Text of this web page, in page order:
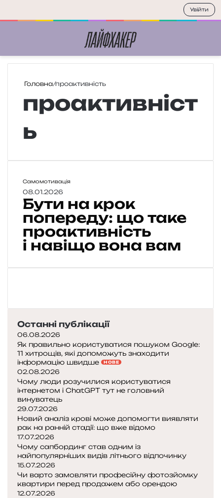
Головна/проактивність
проактивніст
ь
Б
у
т
н
а
к
р
е
д
у
:
щ
о
т
а
к
е
п
р
о
а
к
т
Самомотивація
08.01.2026
Бути на крок
попереду: що таке
проактивність
і навіщо вона вам
Останні публікації
06.08.2026
Як правильно користуватися пошуком Google:
11 хитрощів, які допоможуть знаходити
інформацію швидше
НОВЕ
02.08.2026
Чому люди розучилися користуватися
інтернетом і ChatGPT тут не головний
винуватець
29.07.2026
Новий аналіз крові може допомогти виявляти
рак на ранній стадії: що вже відомо
17.07.2026
Чому сапбординг став одним із
найпопулярніших видів літнього відпочинку
15.07.2026
Чи варто замовляти професійну фотозйомку
квартири перед продажем або орендою
12.07.2026
Увійти